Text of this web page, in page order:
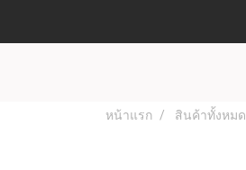
หน้าแรก สินค้าทั้งหมด